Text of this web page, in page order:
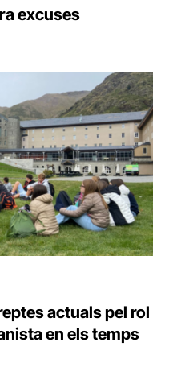
excuses
actuals pel rol
en els temps